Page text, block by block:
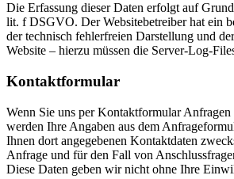
Die Erfassung dieser Daten erfolgt auf
lit. f DSGVO. Der Websitebetreiber hat ein
der technisch fehlerfreien Darstellung und
Website – hierzu müssen die Server-Log-
Kontaktformular
Wenn Sie uns per Kontaktformular Anfragen
werden Ihre Angaben aus dem
Ihnen dort angegebenen Kontaktdaten
Anfrage und für den Fall von
Diese Daten geben wir nicht ohne Ihre